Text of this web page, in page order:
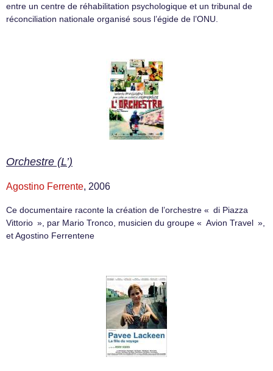
entre un centre de réhabilitation psychologique et un tribunal de
réconciliation nationale organisé sous l’égide de l’ONU.
Orchestre (L’)
Agostino Ferrente, 2006
Ce documentaire raconte la création de l’orchestre « di Piazza
Vittorio », par Mario Tronco, musicien du groupe « Avion Travel »,
et Agostino Ferrentene